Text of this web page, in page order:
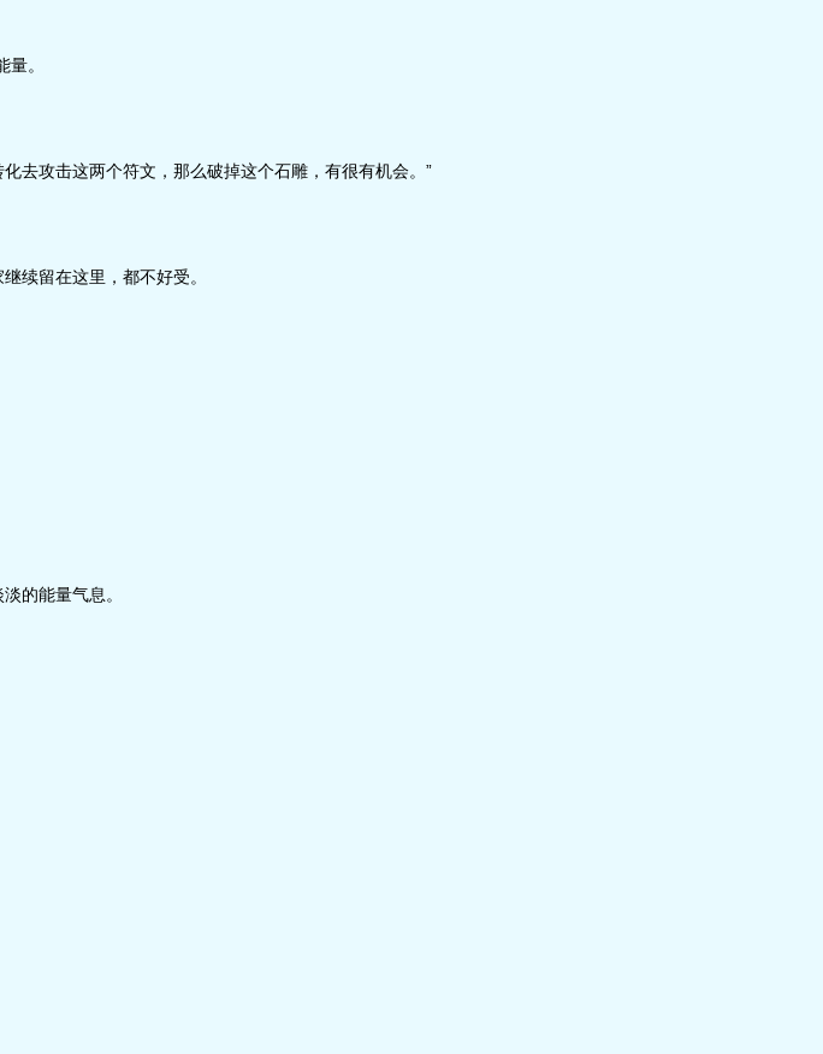
。
去攻击这两个符文，那么破掉这个石雕，有很有机会。”
续留在这里，都不好受。
的能量气息。